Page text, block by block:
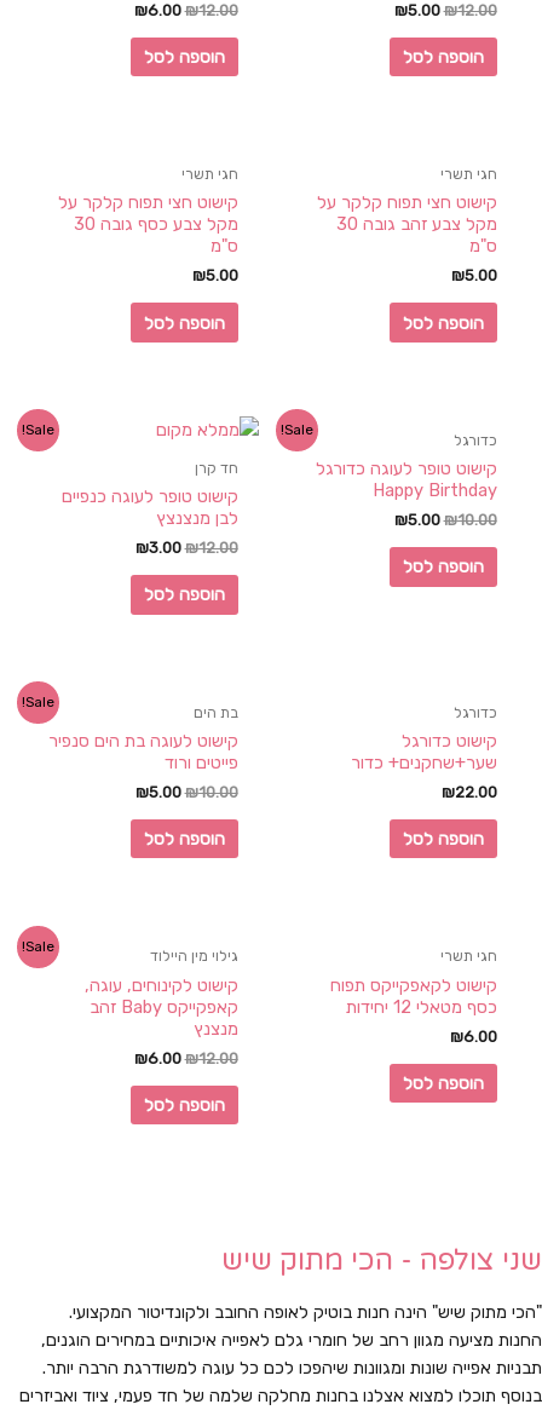
₪12.00
₪5.00
הוספה לסל
₪12.00
₪6.00
הוספה לסל
חגי תשרי
קישוט חצי תפוח קלקר על
מקל צבע זהב גובה 30
ס"מ
₪5.00
הוספה לסל
חגי תשרי
קישוט חצי תפוח קלקר על
מקל צבע כסף גובה 30
ס"מ
₪5.00
הוספה לסל
Sale!
כדורגל
קישוט טופר לעוגה כדורגל
Happy Birthday
₪10.00
₪5.00
הוספה לסל
Sale!
חד קרן
קישוט טופר לעוגה כנפיים
לבן מנצנצץ
₪12.00
₪3.00
הוספה לסל
כדורגל
קישוט כדורגל
שער+שחקנים+ כדור
₪22.00
הוספה לסל
Sale!
בת הים
קישוט לעוגה בת הים סנפיר
פייטים ורוד
₪10.00
₪5.00
הוספה לסל
חגי תשרי
קישוט לקאפקייקס תפוח
כסף מטאלי 12 יחידות
₪6.00
הוספה לסל
Sale!
גילוי מין היילוד
קישוט לקינוחים, עוגה,
קאפקייקס Baby זהב
מנצנץ
₪12.00
₪6.00
הוספה לסל
שני צולפה - הכי מתוק שיש
"הכי מתוק שיש" הינה חנות בוטיק לאופה החובב ולקונדיטור המקצועי.
החנות מציעה מגוון רחב של חומרי גלם לאפייה איכותיים במחירים הוגנים,
תבניות אפייה שונות ומגוונות שיהפכו לכם כל עוגה למשודרגת הרבה יותר.
בנוסף תוכלו למצוא אצלנו בחנות מחלקה שלמה של חד פעמי, ציוד ואביזרים